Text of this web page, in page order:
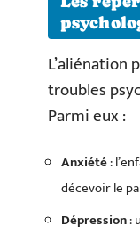
L’aliénation
troubles
Parmi eux :
Anxiété:
décevoir le
Dépression: